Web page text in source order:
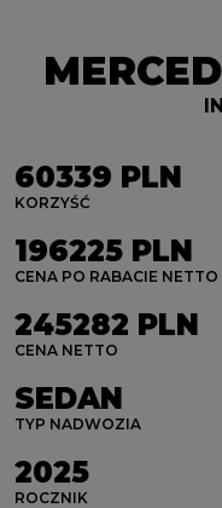
60339 PLN
KORZYŚĆ
196225 PLN
CENA PO RABACIE NETTO
245282 PLN
CENA NETTO
SEDAN
TYP NADWOZIA
2025
ROCZNIK